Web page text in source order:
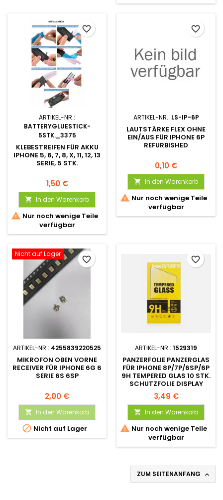
ARTIKEL-NR.:
BATTERYGLUESTICK-
5STK._3375
KLEBESTREIFEN FÜR AKKU
IPHONE 5, 6, 7, 8, X, 11, 12, 13
SERIE, 5 STK.
1,50 €
 In den Warenkorb
 Nur noch wenige Teile
verfügbar
favorite_border
ARTIKEL-NR.: LS-IP-6P
LAUTSTÄRKE FLEX OHNE
EIN/AUS FÜR IPHONE 6P
REFURBISHED
0,10 €
 In den Warenkorb
 Nur noch wenige Teile
verfügbar
favorite_border
Nicht auf Lager
ARTIKEL-NR.: 4255839220525
MIKROFON OBEN VORNE
RECEIVER FÜR IPHONE 6G 6
SERIE 6S 6SP
2,00 €
 In den Warenkorb
 Nicht auf Lager
favorite_border
ARTIKEL-NR.: 1529319
PANZERFOLIE PANZERGLAS
FÜR IPHONE 8P/7P/6SP/6P
9H TEMPERED GLAS 10 STK.
SCHUTZFOLIE DISPLAY
3,49 €
 In den Warenkorb
 Nur noch wenige Teile
verfügbar
favorite_border
ZUM SEITENANFANG 